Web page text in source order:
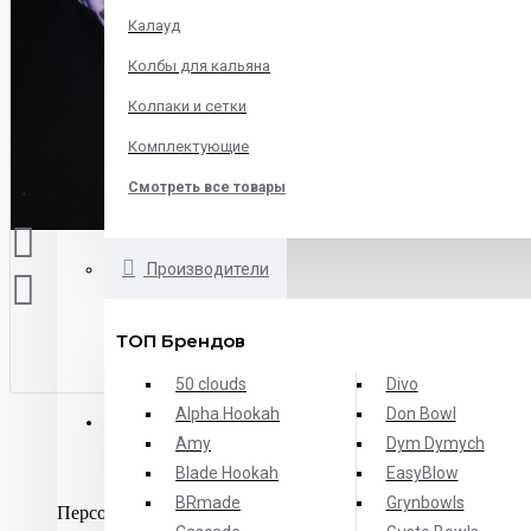
Калауд
Колбы для кальяна
Колпаки и сетки
Комплектующие
Смотреть все товары
Производители
ТОП Брендов
50 clouds
Alpha Hookah
Amy
Blade Hookah
BRmade
Divo
Don Bowl
Dym Dymych
EasyBlow
Grynbowls
ОПИСАНИЕ ХАРАКТЕРИСТИКИ ОТЗЫВЫ
Персональный мундштук Gusto Bowls – это незаменимый